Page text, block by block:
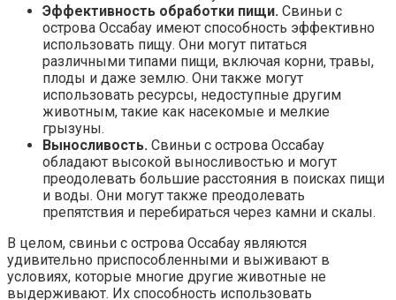
Эффективность обработки пищи. Свиньи с
острова Оссабау имеют способность эффективно
использовать пищу. Они могут питаться
различными типами пищи, включая корни, травы,
плоды и даже землю. Они также могут
использовать ресурсы, недоступные другим
животным, такие как насекомые и мелкие
грызуны.
Выносливость. Свиньи с острова Оссабау
обладают высокой выносливостью и могут
преодолевать большие расстояния в поисках пищи
и воды. Они могут также преодолевать
препятствия и перебираться через камни и скалы.
В целом, свиньи с острова Оссабау являются
удивительно приспособленными и выживают в
условиях, которые многие другие животные не
выдерживают. Их способность использовать